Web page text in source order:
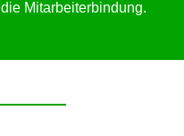
die Mitarbeiterbindung.